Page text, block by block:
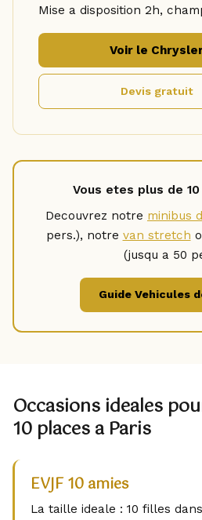
Mise a disposition 2h,
Voir le
Devis gratuit
Vous etes plus de
Decouvrez notre minibus
pers.), notre van stretch
(jusqu a 50
Guide Vehicules
Occasions ideales
10 places a Paris
EVJF 10 amies
La taille ideale : 10 filles